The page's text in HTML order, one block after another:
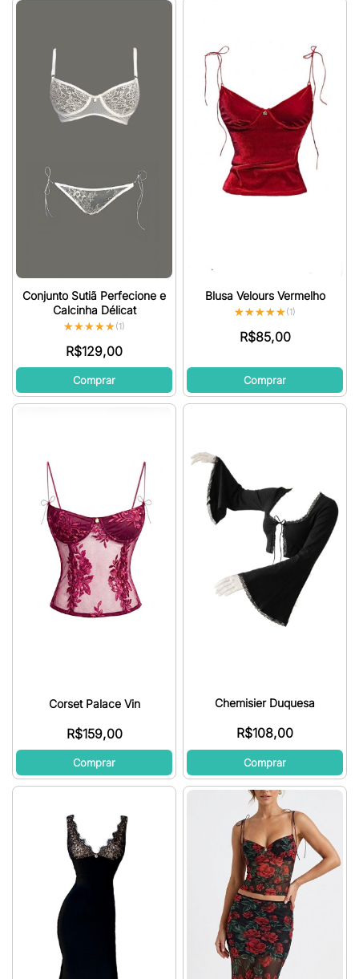
Conjunto Sutiã Perfecione e
Calcinha Délicat
★★★★★
★★★★★(1)
R$129,00
Comprar
Blusa Velours Vermelho
★★★★★
★★★★★(1)
R$85,00
Comprar
Corset Palace Vin
R$159,00
Comprar
Chemisier Duquesa
R$108,00
Comprar